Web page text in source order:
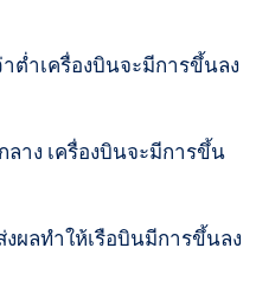
ต่ำเครื่องบินจะมีการขึ้นลง
าง เครื่องบินจะมีการขึ้น
ผลทำให้เรือบินมีการขึ้นลง